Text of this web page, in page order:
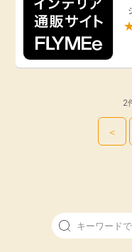
ゲーム
買取・査定
学び
美容・健康
銀行・金融
2
＜